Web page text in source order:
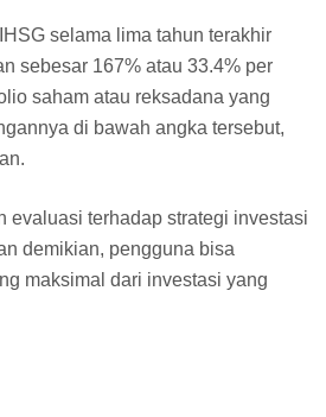
selama lima tahun terakhir
sebesar 167% atau 33.4% per
saham atau reksadana yang
di bawah angka tersebut,
evaluasi terhadap strategi investasi
demikian, pengguna bisa
maksimal dari investasi yang